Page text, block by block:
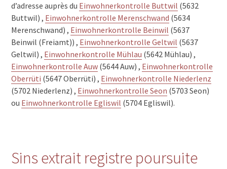
d’adresse auprès du Einwohnerkontrolle Buttwil (5632
Buttwil) , Einwohnerkontrolle Merenschwand (5634
Merenschwand) , Einwohnerkontrolle Beinwil (5637
Beinwil (Freiamt)) , Einwohnerkontrolle Geltwil (5637
Geltwil) , Einwohnerkontrolle Mühlau (5642 Mühlau) ,
Einwohnerkontrolle Auw (5644 Auw) , Einwohnerkontrolle
Oberrüti (5647 Oberrüti) , Einwohnerkontrolle Niederlenz
(5702 Niederlenz) , Einwohnerkontrolle Seon (5703 Seon)
ou Einwohnerkontrolle Egliswil (5704 Egliswil).
Sins extrait registre poursuite